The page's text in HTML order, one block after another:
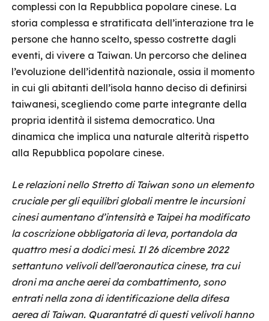
complessi con la Repubblica popolare cinese. La
storia complessa e stratificata dell’interazione tra le
persone che hanno scelto, spesso costrette dagli
eventi, di vivere a Taiwan. Un percorso che delinea
l’evoluzione dell’identità nazionale, ossia il momento
in cui gli abitanti dell’isola hanno deciso di definirsi
taiwanesi, scegliendo come parte integrante della
propria identità il sistema democratico. Una
dinamica che implica una naturale alterità rispetto
alla Repubblica popolare cinese.
Le relazioni nello Stretto di Taiwan sono un elemento
cruciale per gli equilibri globali mentre le incursioni
cinesi aumentano d’intensità e Taipei ha modificato
la coscrizione obbligatoria di leva, portandola da
quattro mesi a dodici mesi. Il 26 dicembre 2022
settantuno velivoli dell’aeronautica cinese, tra cui
droni ma anche aerei da combattimento, sono
entrati nella zona di identificazione della difesa
aerea di Taiwan. Quarantatré di questi velivoli hanno